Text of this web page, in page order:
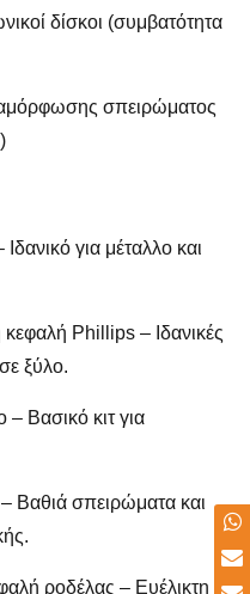
δίσκοι (συμβατότητα
σπειρώματος
για μέταλλο και
κεφαλή Phillips – Ιδανικές
ξύλο.
Βασικό κιτ για
Βαθιά σπειρώματα και
ροδέλας – Ευέλικτη